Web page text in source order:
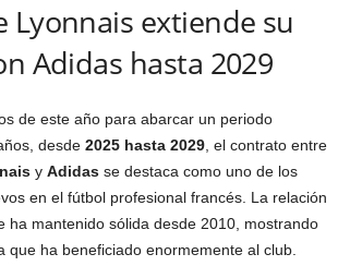
Lyonnais extiende su
Adidas hasta 2029
de este año para abarcar un periodo
desde 2025 hasta 2029, el contrato entre
y Adidas se destaca como uno de los
en el fútbol profesional francés. La relación
ha mantenido sólida desde 2010, mostrando
que ha beneficiado enormemente al club.